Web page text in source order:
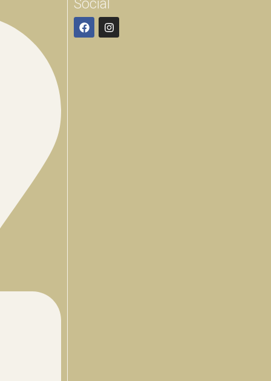
Social